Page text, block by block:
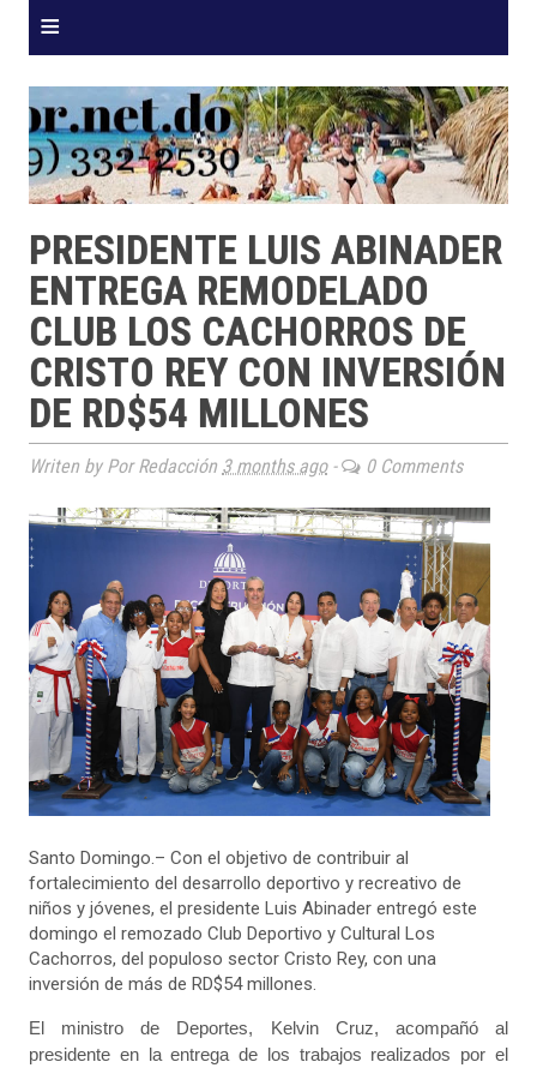
≡
PRESIDENTE LUIS ABINADER
ENTREGA REMODELADO
CLUB LOS CACHORROS DE
CRISTO REY CON INVERSIÓN
DE RD$54 MILLONES
Writen by Por Redacción 3 months ago- 0 Comments
Santo Domingo.– Con el objetivo de contribuir al
fortalecimiento del desarrollo deportivo y recreativo de
niños y jóvenes, el presidente Luis Abinader entregó este
domingo el remozado Club Deportivo y Cultural Los
Cachorros, del populoso sector Cristo Rey, con una
inversión de más de RD$54 millones.
El ministro de Deportes, Kelvin Cruz, acompañó al
presidente en la entrega de los trabajos realizados por el